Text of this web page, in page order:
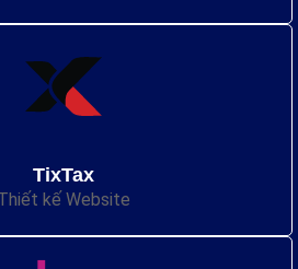
TixTax
kế Website